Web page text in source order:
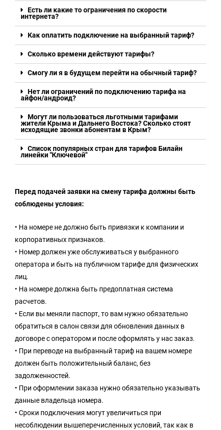
Есть ли какие то ограничения по скорости
интернета?
Как оплатить подключение на выбранный тариф?
Сколько времени действуют тарифы?
Смогу ли я в будущем перейти на обычный тариф?
Нет ли ограничений по подключению тарифа на
айфон/андроид?
Могут ли пользоваться льготными тарифами
жители Крыма и Дальнего Востока? Сколько стоят
исходящие звонки абонентам в Крым?
Список популярных стран для тарифов Билайн
линейки "Ключевой"
Перед подачей заявки на смену тарифа должны быть
соблюдены условия:
• На номере не должно быть привязки к компании и
корпоративных признаков.
• Номер должен уже обслуживаться у выбранного
оператора и быть на публичном тарифе для физических
лиц.
• На номере должна быть предоплатная система
расчетов.
• Если вы меняли паспорт, то вам нужно обязательно
обратиться в салон связи для обновления данных в
договоре с оператором и после оформлять у нас заказ.
• При переводе на выбранный тариф на вашем номере
должен быть положительный баланс, без
задолженностей.
• При оформлении заказа нужно обязательно указывать
данные владельца номера.
• Сроки подключения могут увеличиться при
несоблюдении вышеперечисленных условий, так как в